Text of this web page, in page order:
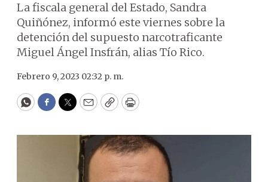
La fiscala general del Estado, Sandra
Quiñónez, informó este viernes sobre la
detención del supuesto narcotraficante
Miguel Ángel Insfrán, alias Tío Rico.
Febrero 9, 2023 02:32 p. m.
WhatsApp
Facebook
Twitter
EmailCopyPrint